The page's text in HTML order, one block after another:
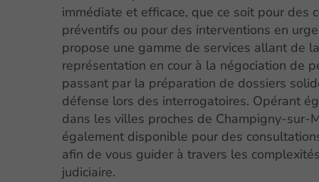
immédiate et efficace, que ce soit pour des
préventifs ou pour des interventions en
propose une gamme de services allant de la
représentation en cour à la négociation de
passant par la préparation de dossiers
défense lors des interrogatoires. Opérant
dans les villes proches de Champigny-sur-
également disponible pour des
afin de vous guider à travers les
judiciaire.